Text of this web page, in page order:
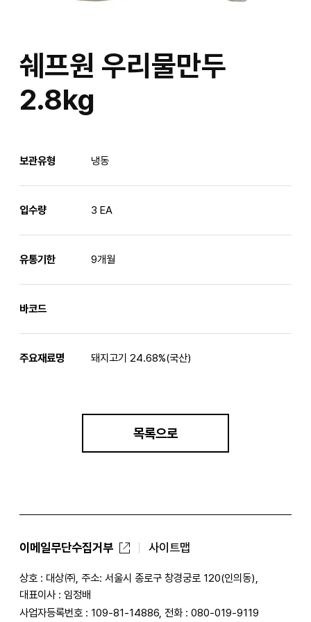
쉐프원 우리물만두
2.8kg
보관유형 냉동
입수량 3 EA
유통기한 9개월
바코드
주요재료명 돼지고기 24.68%(국산)
목록으로
이메일무단수집거부 사이트맵
상호 : 대상㈜, 주소: 서울시 종로구 창경궁로 120(인의동),
대표이사 : 임정배
사업자등록번호 : 109-81-14886, 전화 : 080-019-9119